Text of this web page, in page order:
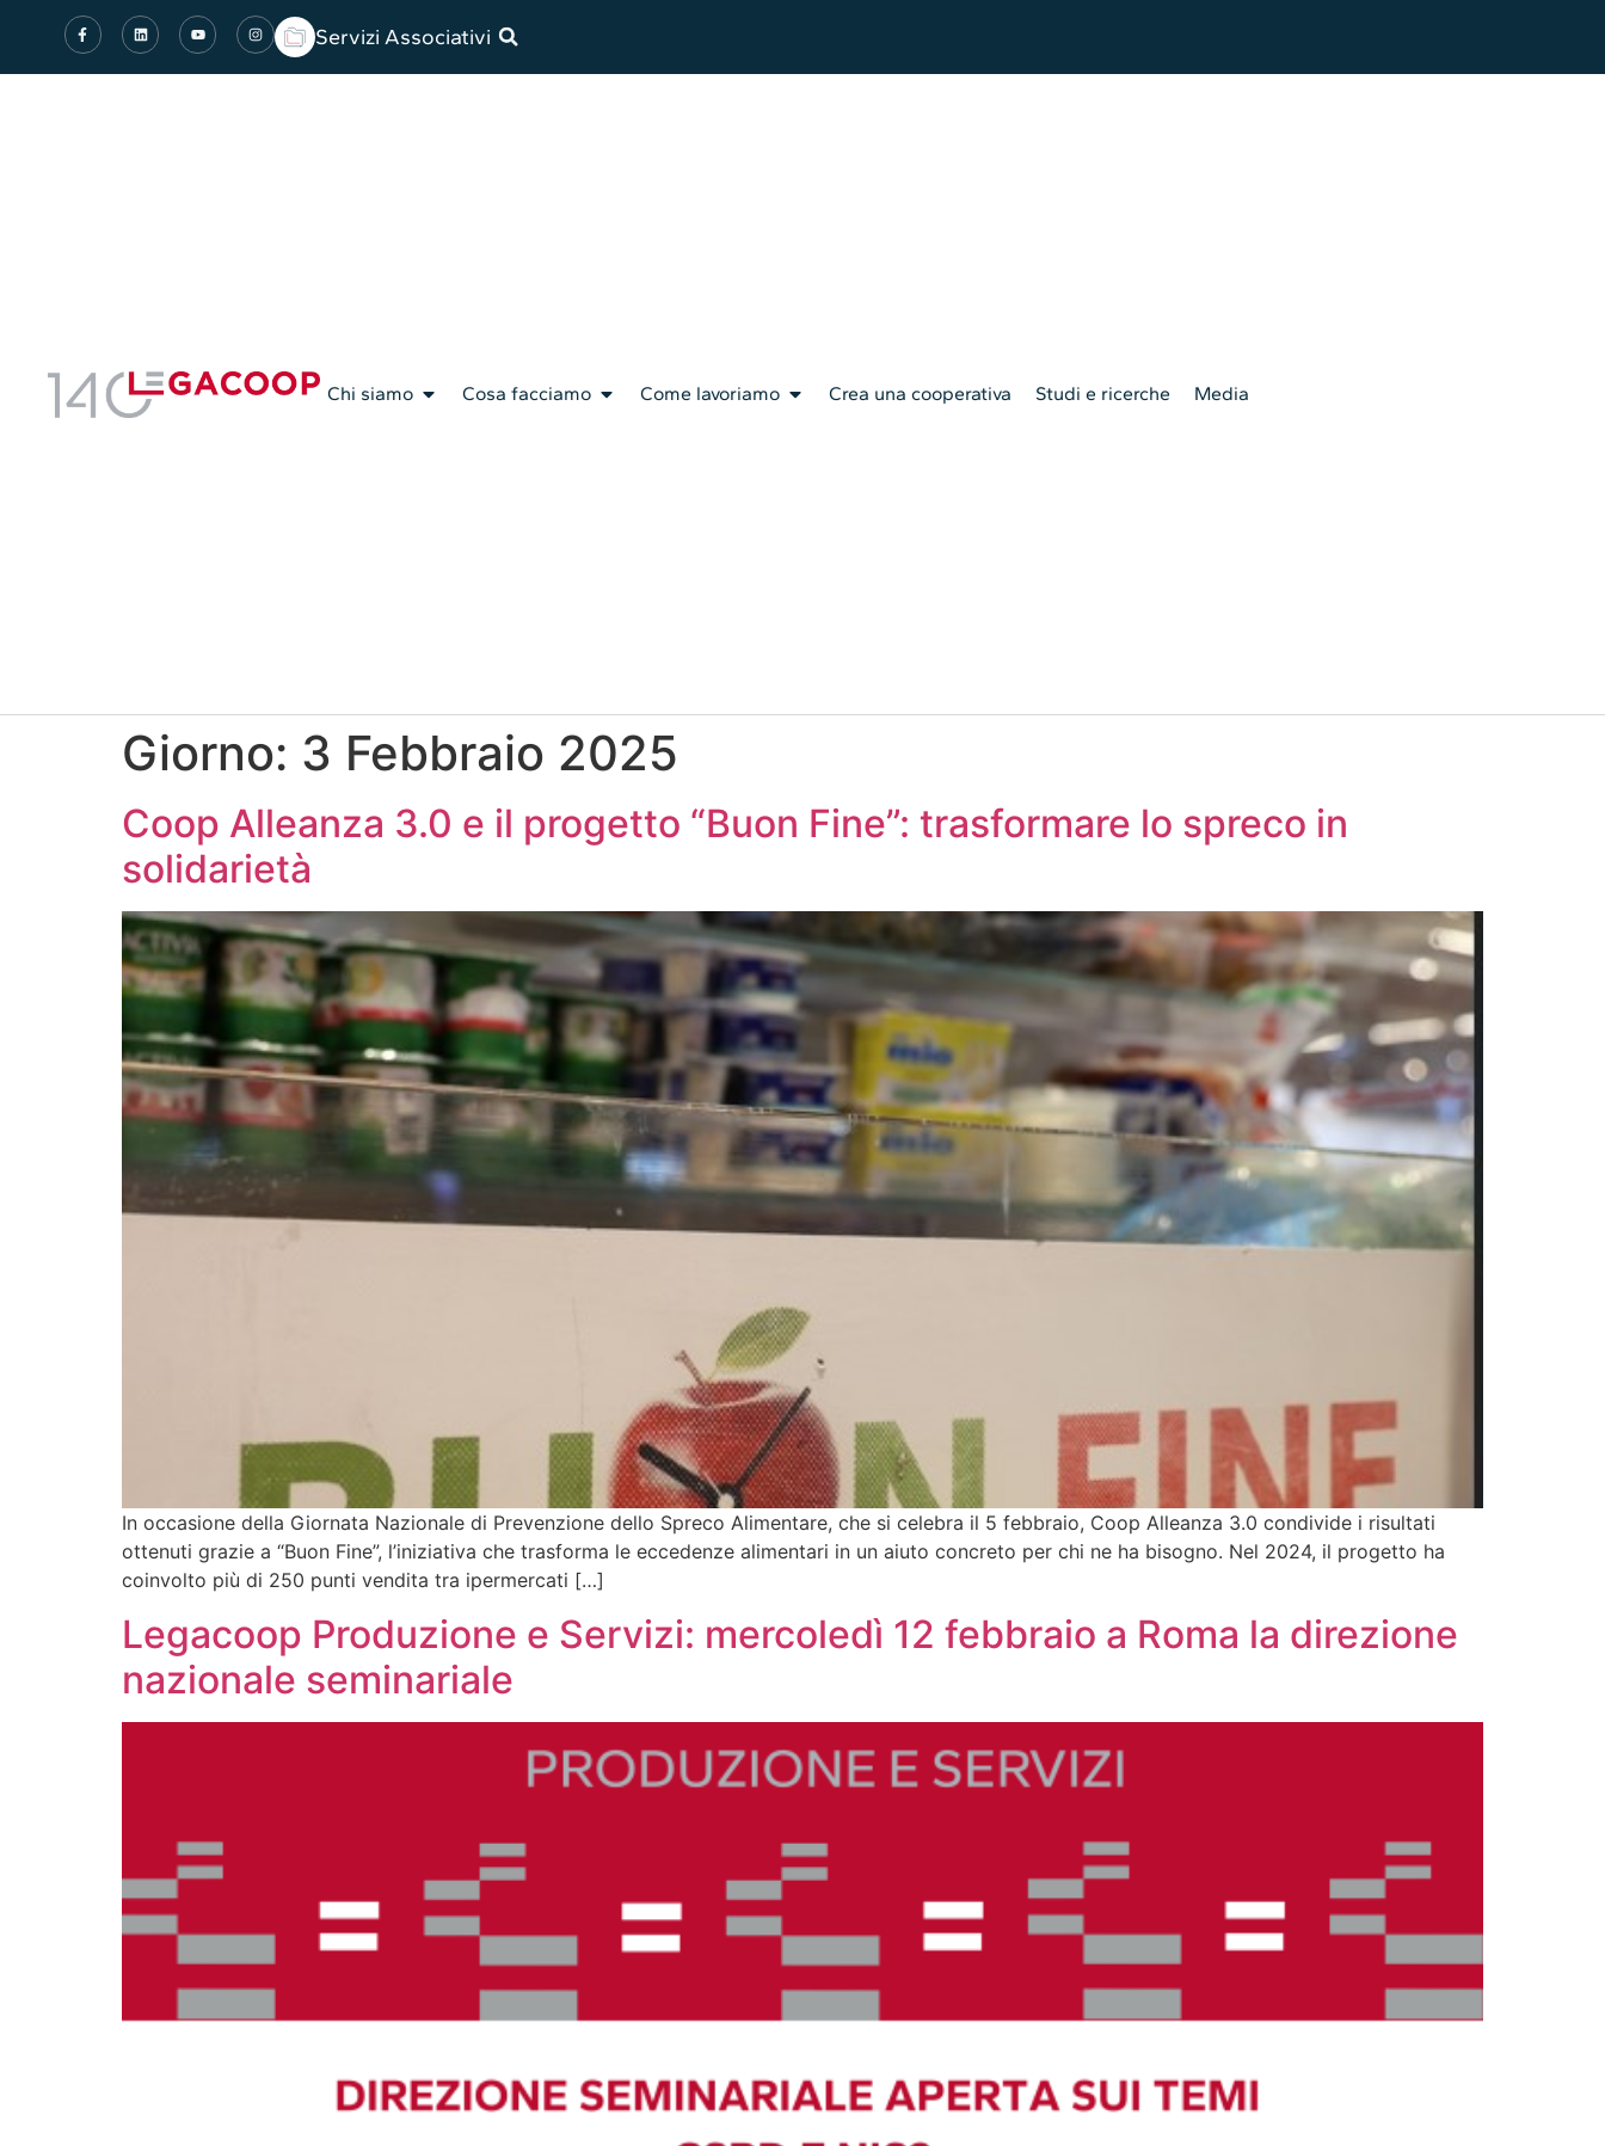
Servizi Associativi
Chi siamo Cosa facciamo Come lavoriamo Crea una cooperativa Studi e ricerche Media
Giorno: 3 Febbraio 2025
Coop Alleanza 3.0 e il progetto “Buon Fine”: trasformare lo spreco in
solidarietà
In occasione della Giornata Nazionale di Prevenzione dello Spreco Alimentare, che si celebra il 5 febbraio, Coop Alleanza 3.0 condivide i risultati
ottenuti grazie a “Buon Fine”, l’iniziativa che trasforma le eccedenze alimentari in un aiuto concreto per chi ne ha bisogno. Nel 2024, il progetto ha
coinvolto più di 250 punti vendita tra ipermercati […]
Legacoop Produzione e Servizi: mercoledì 12 febbraio a Roma la direzione
nazionale seminariale